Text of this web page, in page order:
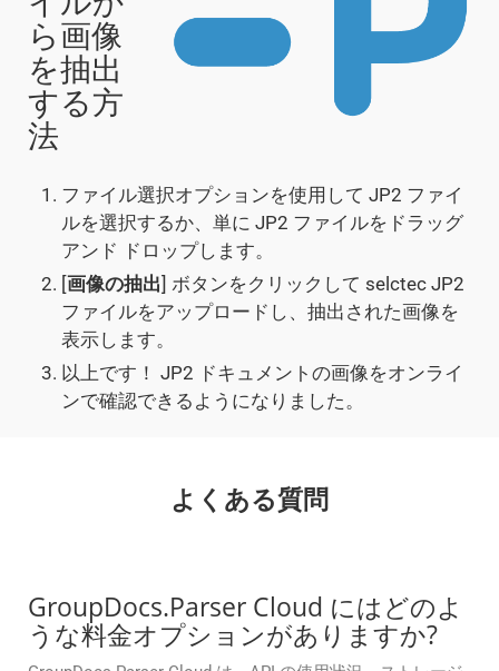
ら画像
を抽出
する方
法
ファイル選択オプションを使用して JP2 ファイ
ルを選択するか、単に JP2 ファイルをドラッグ
アンド ドロップします。
[画像の抽出] ボタンをクリックして selctec JP2
ファイルをアップロードし、抽出された画像を
表示します。
以上です！ JP2 ドキュメントの画像をオンライ
ンで確認できるようになりました。
よくある質問
GroupDocs.Parser Cloud にはどのよ
うな料金オプションがありますか?